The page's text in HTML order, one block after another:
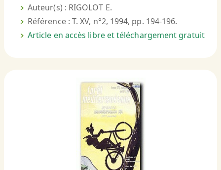
Auteur(s) : RIGOLOT E.
Référence : T. XV, n°2, 1994, pp. 194-196.
Article en accès libre et téléchargement gratuit